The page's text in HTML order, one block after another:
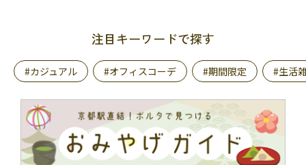
注目キーワードで探す
#カジュアル #オフィスコーデ #期間限定 #生活